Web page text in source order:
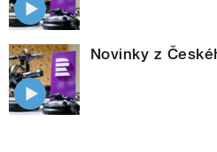
Novinky z